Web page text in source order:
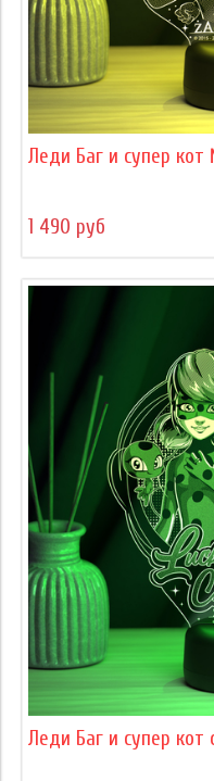
Леди Баг и супер
1 490 руб
Леди Баг и супер кот